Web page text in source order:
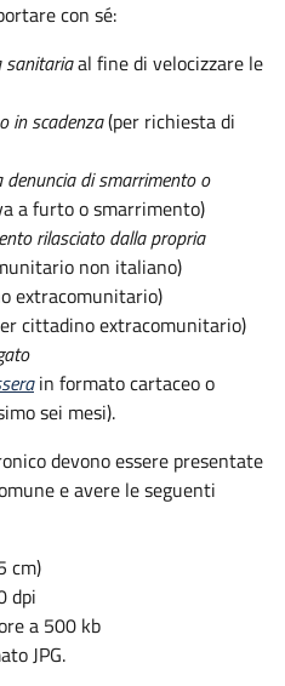
con sé:
sanitariaal fine di velocizzare le
in scadenza(per richiesta di
di smarrimento o
a furto o smarrimento)
rilasciato dalla propria
non italiano)
extracomunitario)
cittadino extracomunitario)
in formato cartaceo o
sei mesi).
devono essere presentate
e avere le seguenti
cm)
dpi
a 500 kb
JPG.